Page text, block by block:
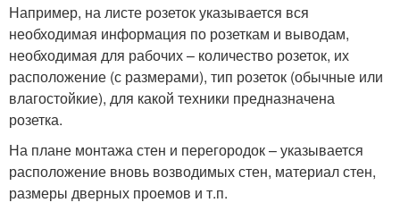
Например, на листе розеток указывается вся
необходимая информация по розеткам и выводам,
необходимая для рабочих – количество розеток, их
расположение (с размерами), тип розеток (обычные или
влагостойкие), для какой техники предназначена
розетка.
На плане монтажа стен и перегородок – указывается
расположение вновь возводимых стен, материал стен,
размеры дверных проемов и т.п.